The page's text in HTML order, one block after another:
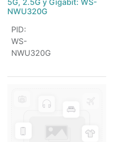
NWU320G
PID:
WS-
NWU320G